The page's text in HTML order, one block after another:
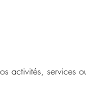
activités, services